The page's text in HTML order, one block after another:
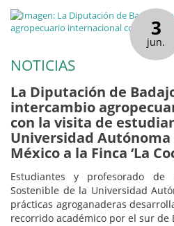
3
jun.
NOTICIAS
La Diputación de
intercambio
con la visita de
Universidad Autónoma
México a la Finca ‘La
Estudiantes y profesorado de
Sostenible de la Universidad
prácticas agroganaderas
recorrido académico por el sur de